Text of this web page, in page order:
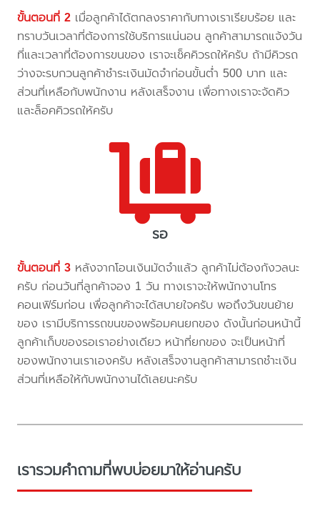
ขั้นตอนที่ 2 เมื่อลูกค้าได้ตกลงราคากับทางเราเรียบร้อย และ
ทราบวันเวลาที่ต้องการใช้บริการแน่นอน ลูกค้าสามารถแจ้งวัน
ที่และเวลาที่ต้องการขนของ เราจะเช็คคิวรถให้ครับ ถ้ามีคิวรถ
ว่างจะรบกวนลูกค้าชำระเงินมัดจำก่อนขั้นต่ำ 500 บาท และ
ส่วนที่เหลือกับพนักงาน หลังเสร็จงาน เพื่อทางเราจะจัดคิว
และล็อคคิวรถให้ครับ
รอ
ขั้นตอนที่ 3 หลังจากโอนเงินมัดจำแล้ว ลูกค้าไม่ต้องกังวลนะ
ครับ ก่อนวันที่ลูกค้าจอง 1 วัน ทางเราจะให้พนักงานโทร
คอนเฟิร์มก่อน เพื่อลูกค้าจะได้สบายใจครับ พอถึงวันขนย้าย
ของ เรามีบริการรถขนของพร้อมคนยกของ ดังนั้นก่อนหน้านี้
ลูกค้าเก็บของรอเราอย่างเดียว หน้าที่ยกของ จะเป็นหน้าที่
ของพนักงานเราเองครับ หลังเสร็จงานลูกค้าสามารถชำะเงิน
ส่วนที่เหลือให้กับพนักงานได้เลยนะครับ
เรารวมคำถามที่พบบ่อยมาให้อ่านครับ